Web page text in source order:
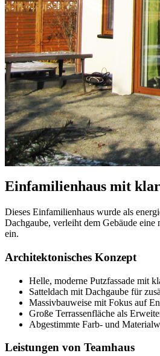
Einfamilienhaus mit
Dieses Einfamilienhaus wurde als
Dachgaube, verleiht dem Gebäude
ein.
Architektonisches Konzept
Helle, moderne Putzfassade mit
Satteldach mit Dachgaube für
Massivbauweise mit Fokus auf
Große Terrassenfläche als
Abgestimmte Farb- und
Leistungen von Teamhaus